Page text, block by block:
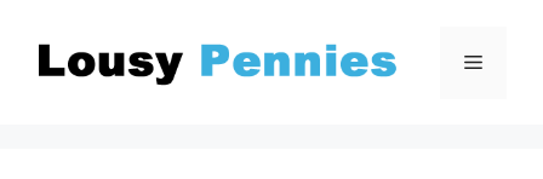
Inhalt
springen
Menü